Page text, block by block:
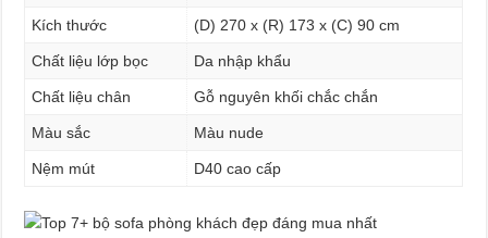
Kích thước (D) 270 x (R) 173 x (C) 90 cm
Chất liệu lớp bọc Da nhập khẩu
Chất liệu chân Gỗ nguyên khối chắc chắn
Màu sắc Màu nude
Nệm mút D40 cao cấp